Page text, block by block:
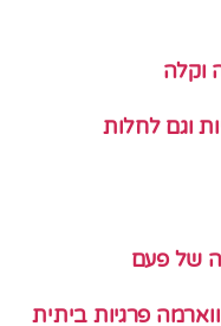
וקלה
וגם לחלות
של פעם
פרגיות ביתית